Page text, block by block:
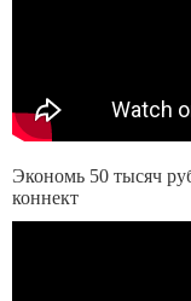
Экономь 50 тысяч
коннект